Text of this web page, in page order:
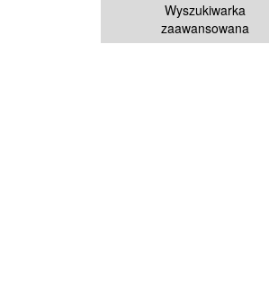
Wyszukiwarka
zaawansowana